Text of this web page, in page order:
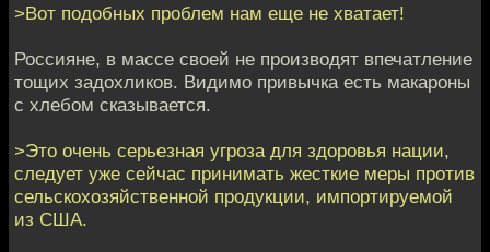
>Вот подобных проблем нам еще не хватает!
Россияне, в массе своей не производят впечатление
тощих задохликов. Видимо привычка есть макароны
с хлебом сказывается.
>Это очень серьезная угроза для здоровья нации,
следует уже сейчас принимать жесткие меры против
сельскохозяйственной продукции, импортируемой
из США.